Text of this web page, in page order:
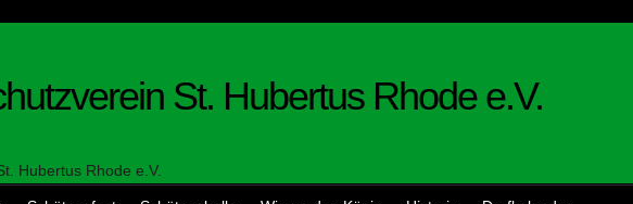
St. Hubertus Rhode e.V.